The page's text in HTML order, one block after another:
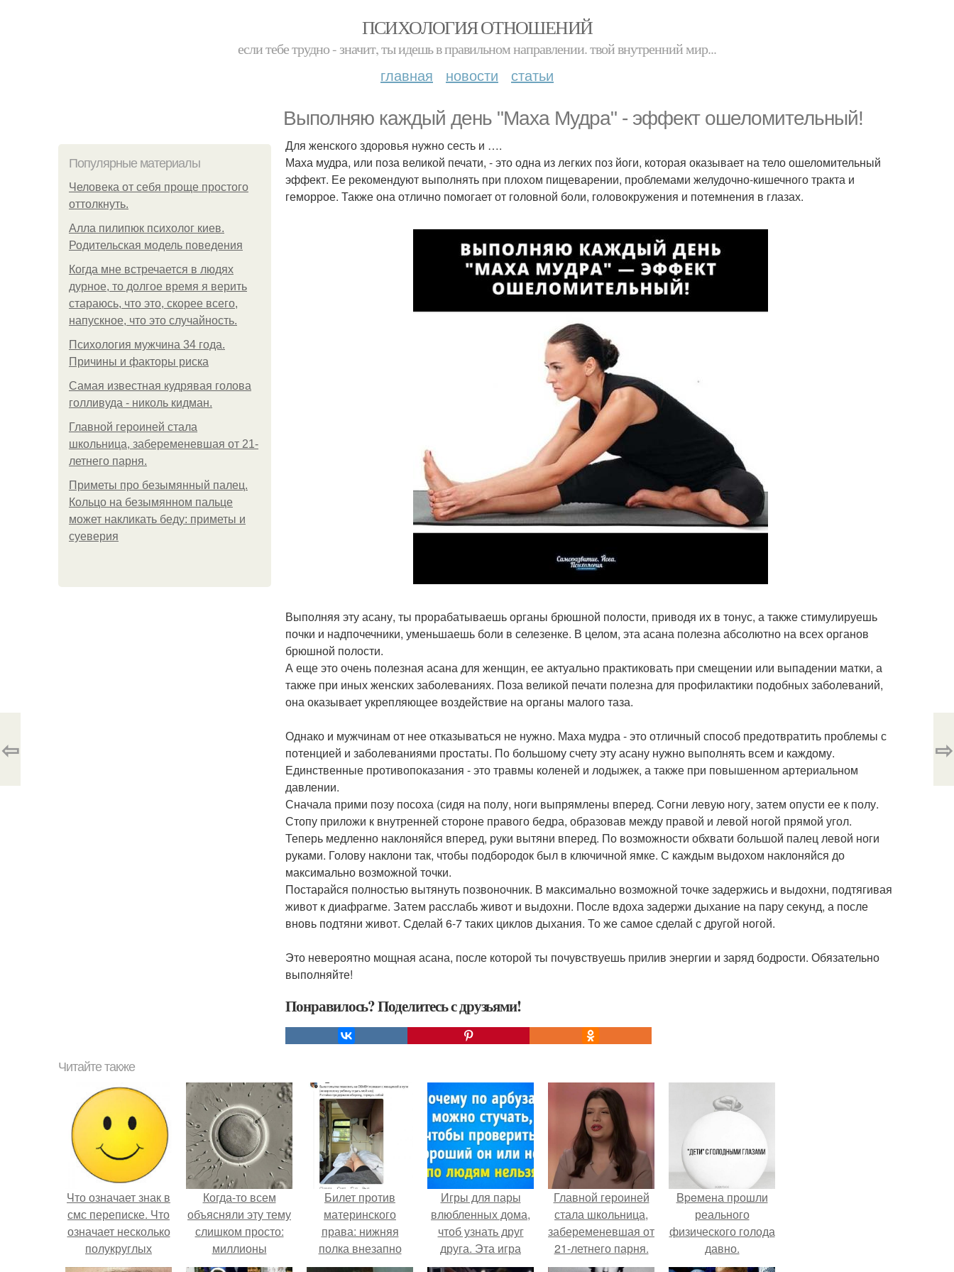
ПСИХОЛОГИЯ ОТНОШЕНИЙ
если тебе трудно - значит, ты идешь в правильном направлении. твой внутренний мир...
главная новости статьи
Выполняю каждый день "Маха Мудра" - эффект ошеломительный!
Популярные материалы
Человека от себя проще простого
оттолкнуть.
Алла пилипюк психолог киев.
Родительская модель поведения
Когда мне встречается в людях
дурное, то долгое время я верить
стараюсь, что это, скорее всего,
напускное, что это случайность.
Психология мужчина 34 года.
Причины и факторы риска
Самая известная кудрявая голова
голливуда - николь кидман.
Главной героиней стала
школьница, забеременевшая от 21-
летнего парня.
Приметы про безымянный палец.
Кольцо на безымянном пальце
может накликать беду: приметы и
суеверия
Для женского здоровья нужно сесть и ….
Маха мудра, или поза великой печати, - это одна из легких поз йоги, которая оказывает на тело ошеломительный
эффект. Ее рекомендуют выполнять при плохом пищеварении, проблемами желудочно-кишечного тракта и
геморрое. Также она отлично помогает от головной боли, головокружения и потемнения в глазах.
Выполняя эту асану, ты прорабатываешь органы брюшной полости, приводя их в тонус, а также стимулируешь
почки и надпочечники, уменьшаешь боли в селезенке. В целом, эта асана полезна абсолютно на всех органов
брюшной полости.
А еще это очень полезная асана для женщин, ее актуально практиковать при смещении или выпадении матки, а
также при иных женских заболеваниях. Поза великой печати полезна для профилактики подобных заболеваний,
она оказывает укрепляющее воздействие на органы малого таза.
Однако и мужчинам от нее отказываться не нужно. Маха мудра - это отличный способ предотвратить проблемы с
потенцией и заболеваниями простаты. По большому счету эту асану нужно выполнять всем и каждому.
Единственные противопоказания - это травмы коленей и лодыжек, а также при повышенном артериальном
давлении.
Сначала прими позу посоха (сидя на полу, ноги выпрямлены вперед. Согни левую ногу, затем опусти ее к полу.
Стопу приложи к внутренней стороне правого бедра, образовав между правой и левой ногой прямой угол.
Теперь медленно наклоняйся вперед, руки вытяни вперед. По возможности обхвати большой палец левой ноги
руками. Голову наклони так, чтобы подбородок был в ключичной ямке. С каждым выдохом наклоняйся до
максимально возможной точки.
Постарайся полностью вытянуть позвоночник. В максимально возможной точке задержись и выдохни, подтягивая
живот к диафрагме. Затем расслабь живот и выдохни. После вдоха задержи дыхание на пару секунд, а после
вновь подтяни живот. Сделай 6-7 таких циклов дыхания. То же самое сделай с другой ногой.
Это невероятно мощная асана, после которой ты почувствуешь прилив энергии и заряд бодрости. Обязательно
выполняйте!
Понравилось? Поделитесь с друзьями!
⇦ ⇨
Читайте также
Что означает знак в
смс переписке. Что
означает несколько
полукруглых
скобочек в конце
Когда-то всем
объясняли эту тему
слишком просто:
миллионы
сперматозоидов
Билет против
материнского
права: нижняя
полка внезапно
нашла законного
Игры для пары
влюбленных дома,
чтоб узнать друг
друга. Эта игра
поможет узнать
Главной героиней
стала школьница,
забеременевшая от
21-летнего парня.
Bpeмена прошли
реального
физического голода
давно.